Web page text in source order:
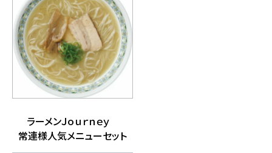
ラーメンＪｏｕｒｎｅｙ
常連様人気メニューセット